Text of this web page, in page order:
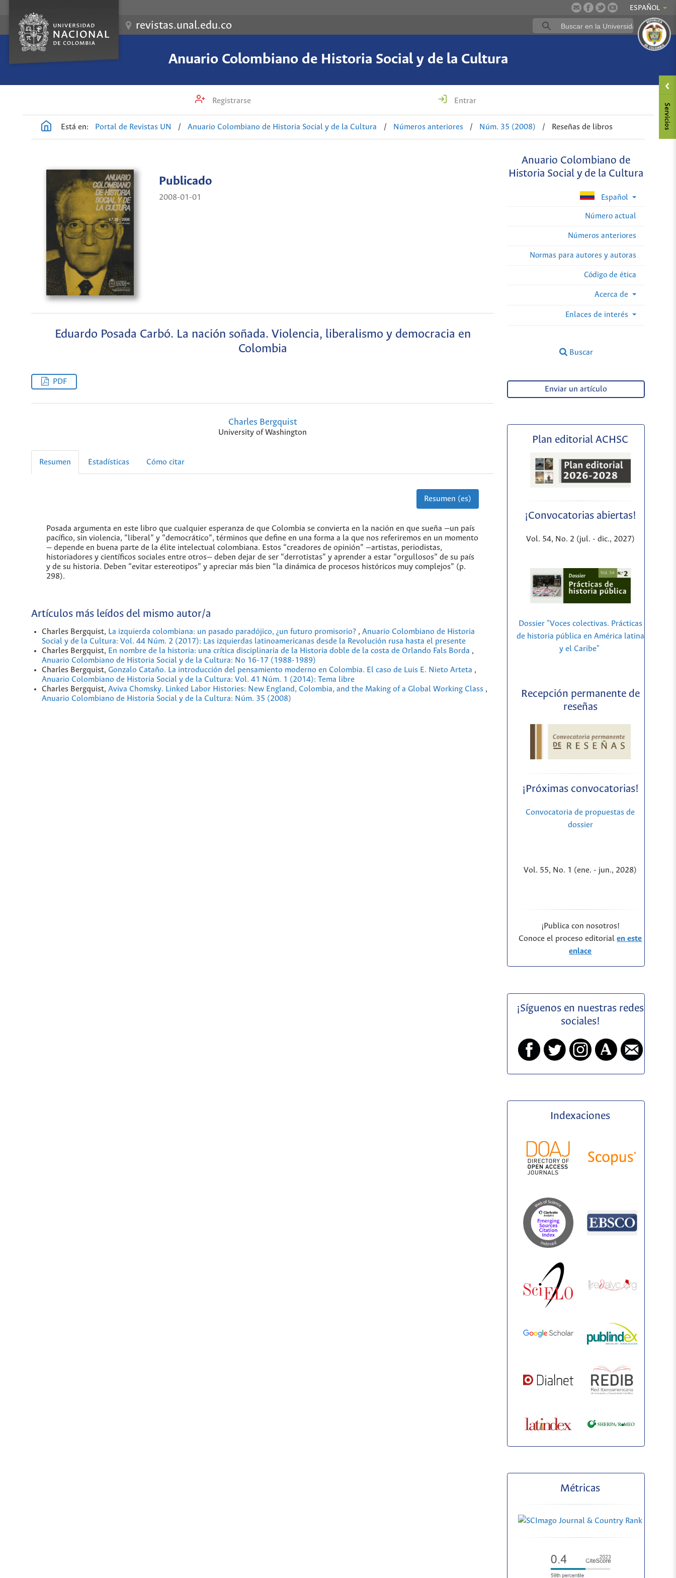
ESPAÑOL
revistas.unal.edu.co
Anuario Colombiano de Historia Social y de la Cultura
Registrarse Entrar
Está en: Portal de Revistas UN / Anuario Colombiano de Historia Social y de la Cultura / Números anteriores / Núm. 35 (2008) / Reseñas de libros
Anuario Colombiano de
Historia Social y de la Cultura
Español
Número actual
Números anteriores
Normas para autores y autoras
Código de ética
Acerca de
Enlaces de interés
Buscar
Publicado
2008-01-01
Eduardo Posada Carbó. La nación soñada. Violencia, liberalismo y democracia en
Colombia
PDF
Charles Bergquist
University of Washington
Resumen Estadísticas Cómo citar
Resumen (es)
Posada argumenta en este libro que cualquier esperanza de que Colombia se convierta en la nación en que sueña —un país
pacífico, sin violencia, “liberal” y “democrático”, términos que define en una forma a la que nos referiremos en un momento
— depende en buena parte de la élite intelectual colombiana. Estos “creadores de opinión” —artistas, periodistas,
historiadores y científicos sociales entre otros— deben dejar de ser “derrotistas” y aprender a estar “orgullosos” de su país
y de su historia. Deben “evitar estereotipos” y apreciar más bien “la dinámica de procesos históricos muy complejos” (p.
298).
Artículos más leídos del mismo autor/a
Charles Bergquist, La izquierda colombiana: un pasado paradójico, ¿un futuro promisorio? , Anuario Colombiano de Historia
Social y de la Cultura: Vol. 44 Núm. 2 (2017): Las izquierdas latinoamericanas desde la Revolución rusa hasta el presente
Charles Bergquist, En nombre de la historia: una crítica disciplinaria de la Historia doble de la costa de Orlando Fals Borda ,
Anuario Colombiano de Historia Social y de la Cultura: No 16-17 (1988-1989)
Charles Bergquist, Gonzalo Cataño. La introducción del pensamiento moderno en Colombia. El caso de Luis E. Nieto Arteta ,
Anuario Colombiano de Historia Social y de la Cultura: Vol. 41 Núm. 1 (2014): Tema libre
Charles Bergquist, Aviva Chomsky. Linked Labor Histories: New England, Colombia, and the Making of a Global Working Class ,
Anuario Colombiano de Historia Social y de la Cultura: Núm. 35 (2008)
Enviar un artículo
Plan editorial ACHSC
¡Convocatorias abiertas!
Vol. 54, No. 2 (jul. - dic., 2027)
Dossier "Voces colectivas. Prácticas
de historia pública en América latina
y el Caribe"
Recepción permanente de
reseñas
¡Próximas convocatorias!
Convocatoria de propuestas de
dossier
Vol. 55, No. 1 (ene. - jun., 2028)
¡Publica con nosotros!
Conoce el proceso editorialen este
enlace
¡Síguenos en nuestras redes
sociales!
Indexaciones
Métricas